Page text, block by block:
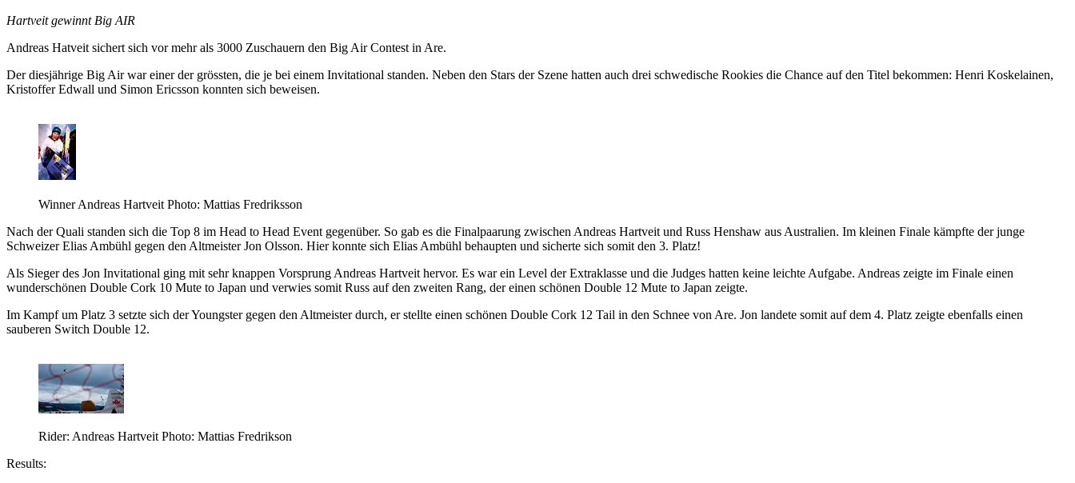
Hartveit gewinnt Big AIR
Andreas Hatveit sichert sich vor mehr als 3000 Zuschauern den Big Air Contest in Are.
Der diesjährige Big Air war einer der grössten, die je bei einem Invitational standen. Neben den Stars der Szene hatten auch drei schwedische Rookies die Chance auf den Titel bekommen: Henri Koskelainen,
Kristoffer Edwall und Simon Ericsson konnten sich beweisen.
Winner Andreas Hartveit Photo: Mattias Fredriksson
Nach der Quali standen sich die Top 8 im Head to Head Event gegenüber. So gab es die Finalpaarung zwischen Andreas Hartveit und Russ Henshaw aus Australien. Im kleinen Finale kämpfte der junge
Schweizer Elias Ambühl gegen den Altmeister Jon Olsson. Hier konnte sich Elias Ambühl behaupten und sicherte sich somit den 3. Platz!
Als Sieger des Jon Invitational ging mit sehr knappen Vorsprung Andreas Hartveit hervor. Es war ein Level der Extraklasse und die Judges hatten keine leichte Aufgabe. Andreas zeigte im Finale einen
wunderschönen Double Cork 10 Mute to Japan und verwies somit Russ auf den zweiten Rang, der einen schönen Double 12 Mute to Japan zeigte.
Im Kampf um Platz 3 setzte sich der Youngster gegen den Altmeister durch, er stellte einen schönen Double Cork 12 Tail in den Schnee von Are. Jon landete somit auf dem 4. Platz zeigte ebenfalls einen
sauberen Switch Double 12.
Rider: Andreas Hartveit Photo: Mattias Fredrikson
Results: